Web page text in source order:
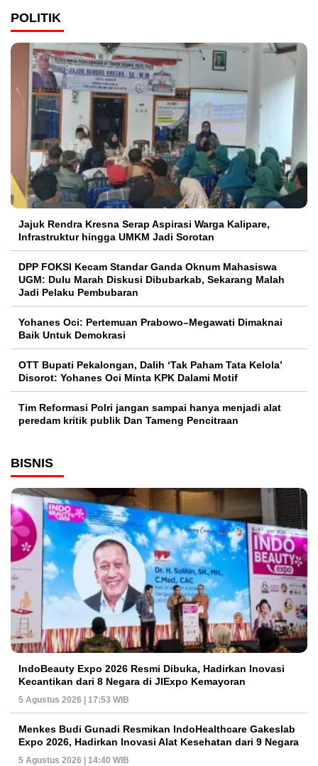
POLITIK
Jajuk Rendra Kresna Serap Aspirasi Warga Kalipare,
Infrastruktur hingga UMKM Jadi Sorotan
DPP FOKSI Kecam Standar Ganda Oknum Mahasiswa
UGM: Dulu Marah Diskusi Dibubarkab, Sekarang Malah
Jadi Pelaku Pembubaran
Yohanes Oci: Pertemuan Prabowo–Megawati Dimaknai
Baik Untuk Demokrasi
OTT Bupati Pekalongan, Dalih ‘Tak Paham Tata Kelola’
Disorot: Yohanes Oci Minta KPK Dalami Motif
Tim Reformasi Polri jangan sampai hanya menjadi alat
peredam kritik publik Dan Tameng Pencitraan
BISNIS
IndoBeauty Expo 2026 Resmi Dibuka, Hadirkan Inovasi
Kecantikan dari 8 Negara di JIExpo Kemayoran
5 Agustus 2026 | 17:53 WIB
Menkes Budi Gunadi Resmikan IndoHealthcare Gakeslab
Expo 2026, Hadirkan Inovasi Alat Kesehatan dari 9 Negara
5 Agustus 2026 | 14:40 WIB